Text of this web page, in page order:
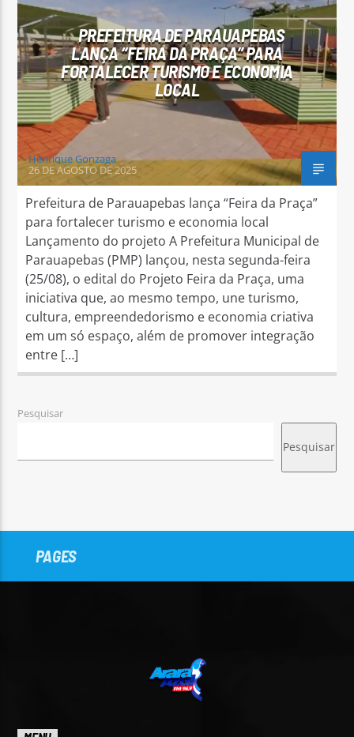
Arara Azul FM
PREFEITURA DE PARAUAPEBAS
LANÇA “FEIRA DA PRAÇA” PARA
FORTALECER TURISMO E ECONOMIA
LOCAL
Henrique Gonzaga
26 DE AGOSTO DE 2025
Prefeitura de Parauapebas lança “Feira da Praça”
para fortalecer turismo e economia local
Lançamento do projeto A Prefeitura Municipal de
Parauapebas (PMP) lançou, nesta segunda-feira
(25/08), o edital do Projeto Feira da Praça, uma
iniciativa que, ao mesmo tempo, une turismo,
cultura, empreendedorismo e economia criativa
em um só espaço, além de promover integração
entre […]
Pesquisar
Pesquisar
PAGES